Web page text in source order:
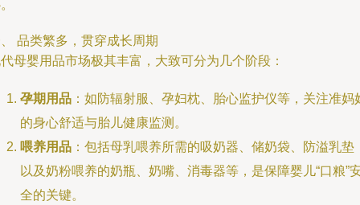
品类繁多，贯穿成长周期
母婴用品市场极其丰富，大致可分为几个阶段：
孕期用品 ：如防辐射服、孕妇枕、胎心监护仪等，关注准妈
的身心舒适与胎儿健康监测。
喂养用品 ：包括母乳喂养所需的吸奶器、储奶袋、防溢乳垫
以及奶粉喂养的奶瓶、奶嘴、消毒器等，是保障婴儿“口粮”
全的关键。